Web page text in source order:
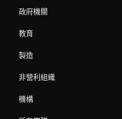
政府機關
教育
製造
非營利組織
機構